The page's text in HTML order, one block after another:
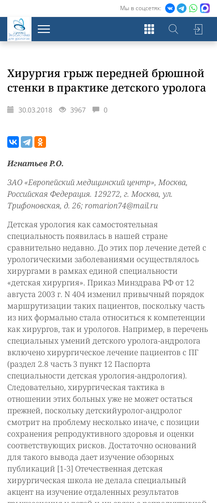
Мы в соцсетях:
Экосистема
для урологов
Хирургия грыж передней брюшной
стенки в практике детского уролога
30.03.2018 3967 0
Игнатьев Р.О.
ЗАО «Европейский медицинский центр», Москва,
Российская Федерация. 129272, г. Москва, ул.
Трифоновская, д. 26; romarion74@mail.ru
Детская урология как самостоятельная
специальность появилась в нашей стране
сравнительно недавно. До этих пор лечение детей с
урологическими заболеваниями осуществлялось
хирургами в рамках единой специальности
«детская хирургия». Приказ Минздрава РФ от 12
августа 2003 г. N 404 изменил привычный порядок
маршрутизации таких пациентов, поскольку часть
из них формально стала относиться к компетенции
как хирургов, так и урологов. Например, в перечень
специальных умений детского уролога-андролога
включено хирургическое лечение пациентов с ПГ
(раздел 2.8 часть 3 пункт 12 Паспорта
специальности детская урология-андрология).
Следовательно, хирургическая тактика в
отношении этих больных уже не может остаться
прежней, поскольку детскийуролог-андролог
смотрит на проблему несколько иначе, с позиции
сохранения репродуктивного здоровья и оценки
соответствующих рисков. Достаточно оснований
для такого вывода дает изучение обзорных
публикаций [1-3] Отечественная детская
хирургическая школа не делала специальный
акцент на изучение отдаленных результатов